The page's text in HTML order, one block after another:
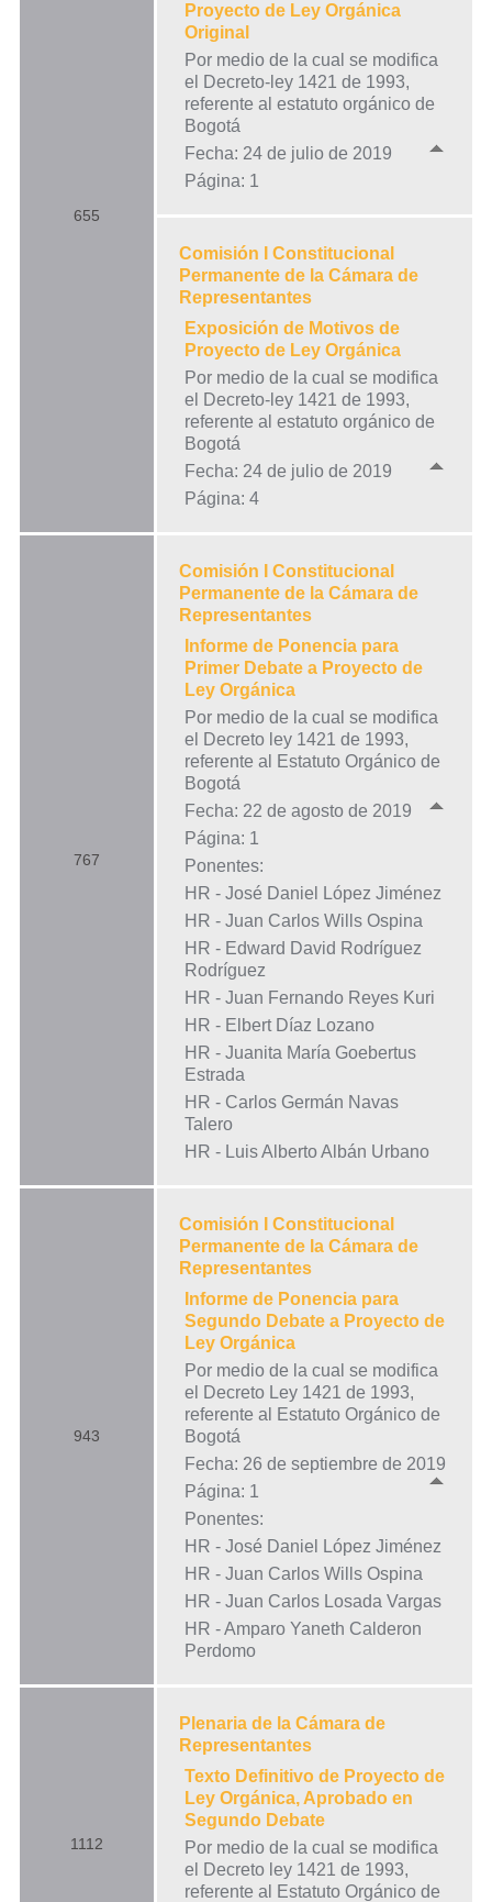
655
Proyecto de Ley Orgánica
Original
Por medio de la cual se modifica
el Decreto-ley 1421 de 1993,
referente al estatuto orgánico de
Bogotá
Fecha: 24 de julio de 2019
Página: 1
Comisión I Constitucional
Permanente de la Cámara de
Representantes
Exposición de Motivos de
Proyecto de Ley Orgánica
Por medio de la cual se modifica
el Decreto-ley 1421 de 1993,
referente al estatuto orgánico de
Bogotá
Fecha: 24 de julio de 2019
Página: 4
767
Comisión I Constitucional
Permanente de la Cámara de
Representantes
Informe de Ponencia para
Primer Debate a Proyecto de
Ley Orgánica
Por medio de la cual se modifica
el Decreto ley 1421 de 1993,
referente al Estatuto Orgánico de
Bogotá
Fecha: 22 de agosto de 2019
Página: 1
Ponentes:
HR - José Daniel López Jiménez
HR - Juan Carlos Wills Ospina
HR - Edward David Rodríguez
Rodríguez
HR - Juan Fernando Reyes Kuri
HR - Elbert Díaz Lozano
HR - Juanita María Goebertus
Estrada
HR - Carlos Germán Navas
Talero
HR - Luis Alberto Albán Urbano
943
Comisión I Constitucional
Permanente de la Cámara de
Representantes
Informe de Ponencia para
Segundo Debate a Proyecto de
Ley Orgánica
Por medio de la cual se modifica
el Decreto Ley 1421 de 1993,
referente al Estatuto Orgánico de
Bogotá
Fecha: 26 de septiembre de 2019
Página: 1
Ponentes:
HR - José Daniel López Jiménez
HR - Juan Carlos Wills Ospina
HR - Juan Carlos Losada Vargas
HR - Amparo Yaneth Calderon
Perdomo
1112
Plenaria de la Cámara de
Representantes
Texto Definitivo de Proyecto de
Ley Orgánica, Aprobado en
Segundo Debate
Por medio de la cual se modifica
el Decreto ley 1421 de 1993,
referente al Estatuto Orgánico de